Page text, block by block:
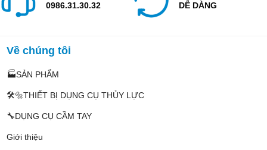
0986.31.30.32 DỄ DÀNG
Về chúng tôi
🏭SẢN PHẨM
🛠️🔩THIẾT BỊ DỤNG CỤ THỦY LỰC
🔧DỤNG CỤ CẦM TAY
Giới thiệu